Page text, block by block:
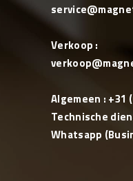
Verkoop :
Algemeen : +31
Technische
Whatsapp